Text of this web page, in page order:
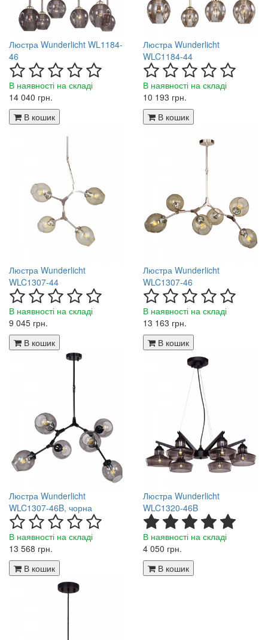
Люстра Wunderlicht WL1184-
46
В наявності на складі
14 040 грн.
В кошик
Люстра Wunderlicht
WLC1184-44
В наявності на складі
10 193 грн.
В кошик
Люстра Wunderlicht
WLC1307-44
В наявності на складі
9 045 грн.
В кошик
Люстра Wunderlicht
WLC1307-46
В наявності на складі
13 163 грн.
В кошик
Люстра Wunderlicht
WLC1307-46B, чорна
В наявності на складі
13 568 грн.
В кошик
Люстра Wunderlicht
WLC1320-46B
В наявності на складі
4 050 грн.
В кошик